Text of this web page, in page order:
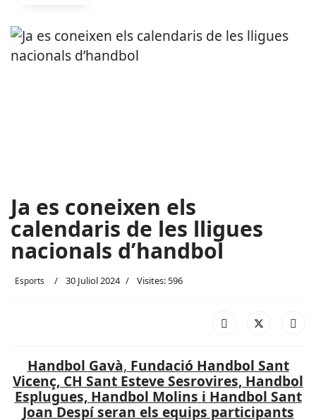
Ja es coneixen els
calendaris de les lligues
nacionals d’handbol
Esports 30 Juliol 2024 Visites: 596
Handbol Gavà, Fundació Handbol Sant
Vicenç, CH Sant Esteve Sesrovires, Handbol
Esplugues, Handbol Molins i Handbol Sant
Joan Despí seran els equips participants